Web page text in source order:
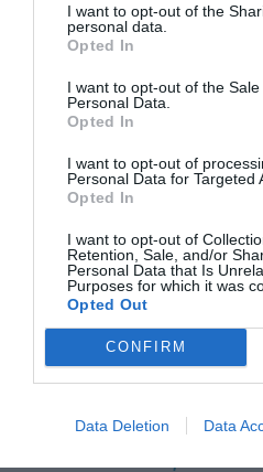
I want to opt-out of the
personal data.
Opted In
I want to opt-out of the
Personal Data.
Opted In
I want to opt-out of
Personal Data for Targeted
Opted In
I want to opt-out of
Retention, Sale, and/or
Personal Data that Is
Purposes for which it was
Opted Out
CONFIRM
Data Deletion Data
necesidades de
unos ciclos que en otros.
microfinanzas globales
o seis años, si creemos las
European Microfinance
evolución del
años en zigzag, con ligera
desde 2017, lo que no
se haya convertido en una
financiación más
del capital riesgo y de las
financieras.